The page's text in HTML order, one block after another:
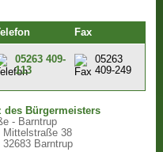
Fax
05263 409-
113
05263
409-249
des Bürgermeisters
- Barntrup
Mittelstraße 38
32683 Barntrup